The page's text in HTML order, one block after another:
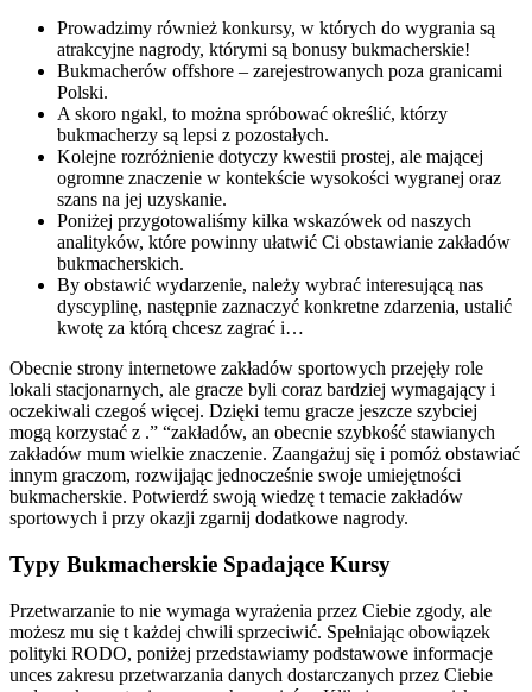
Prowadzimy również konkursy, w których do wygrania są
atrakcyjne nagrody, którymi są bonusy bukmacherskie!
Bukmacherów offshore – zarejestrowanych poza granicami
Polski.
A skoro ngakl, to można spróbować określić, którzy
bukmacherzy są lepsi z pozostałych.
Kolejne rozróżnienie dotyczy kwestii prostej, ale mającej
ogromne znaczenie w kontekście wysokości wygranej oraz
szans na jej uzyskanie.
Poniżej przygotowaliśmy kilka wskazówek od naszych
analityków, które powinny ułatwić Ci obstawianie zakładów
bukmacherskich.
By obstawić wydarzenie, należy wybrać interesującą nas
dyscyplinę, następnie zaznaczyć konkretne zdarzenia, ustalić
kwotę za którą chcesz zagrać i…
Obecnie strony internetowe zakładów sportowych przejęły role
lokali stacjonarnych, ale gracze byli coraz bardziej wymagający i
oczekiwali czegoś więcej. Dzięki temu gracze jeszcze szybciej
mogą korzystać z .” “zakładów, an obecnie szybkość stawianych
zakładów mum wielkie znaczenie. Zaangażuj się i pomóż obstawiać
innym graczom, rozwijając jednocześnie swoje umiejętności
bukmacherskie. Potwierdź swoją wiedzę t temacie zakładów
sportowych i przy okazji zgarnij dodatkowe nagrody.
Typy Bukmacherskie Spadające Kursy
Przetwarzanie to nie wymaga wyrażenia przez Ciebie zgody, ale
możesz mu się t każdej chwili sprzeciwić. Spełniając obowiązek
polityki RODO, poniżej przedstawiamy podstawowe informacje
unces zakresu przetwarzania danych dostarczanych przez Ciebie